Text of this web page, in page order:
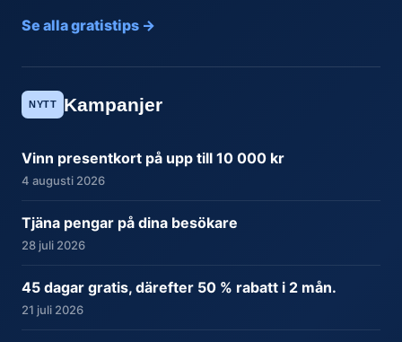
Se alla gratistips →
NYTT Kampanjer
Vinn presentkort på upp till 10 000 kr
4 augusti 2026
Tjäna pengar på dina besökare
28 juli 2026
45 dagar gratis, därefter 50 % rabatt i 2 mån.
21 juli 2026